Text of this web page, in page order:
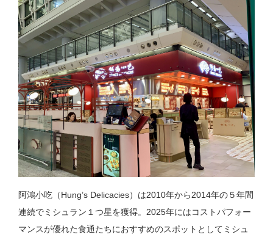
阿鴻小吃（Hung’s Delicacies） は2010年から2014年の５年間
連続でミシュラン１つ星を獲得。2025年にはコストパフォー
マンスが優れた食通たちにおすすめのスポットとしてミシュ